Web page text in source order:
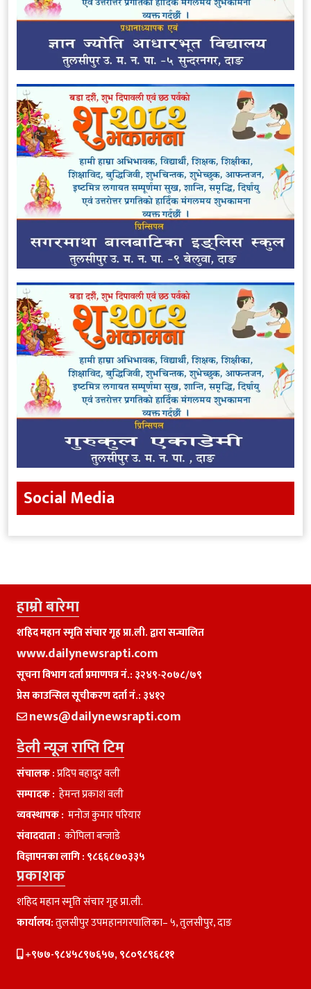
Social Media
हाम्राे बारेमा
शहिद महान स्मृति संचार गृह प्रा.ली. द्वारा सन्चालित
www.dailynewsrapti.com
सूचना विभाग दर्ता प्रमाणपत्र नं.: ३२४९-२०७८/७९
प्रेस काउन्सिल सूचीकरण दर्ता नं.: ३४१२
news@dailynewsrapti.com
डेली न्यूज राप्ति टिम
संचालक :प्रदिप बहादुर वली
सम्पादक : हेमन्त प्रकाश वली
व्यवस्थापक : मनाेज कुमार परियार
संवाददाता : काेपिला बन्जाडे
विज्ञापनका लागि : ९८६६८७०३३५
प्रकाशक
शहिद महान स्मृति संचार गृह प्रा.ली.
कार्यालय:तुलसीपुर उपमहानगरपालिका– ५, तुलसीपुर, दाङ
+९७७-९८४५८९७६५७, ९८०९८९६८११